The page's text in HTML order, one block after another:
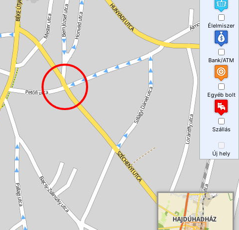
Élelmiszer
Bank/ATM
Egyéb bolt
Szállás
Új hely